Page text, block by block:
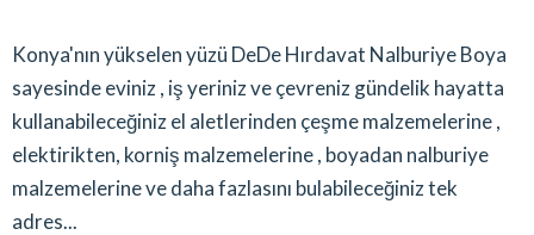
Konya'nın yükselen yüzü DeDe Hırdavat Nalburiye Boya
sayesinde eviniz , iş yeriniz ve çevreniz gündelik hayatta
kullanabileceğiniz el aletlerinden çeşme malzemelerine ,
elektirikten, korniş malzemelerine , boyadan nalburiye
malzemelerine ve daha fazlasını bulabileceğiniz tek
adres...